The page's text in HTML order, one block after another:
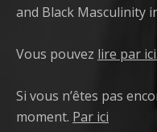
and Black Masculinity
Vous pouvez lire par ici.
Si vous n’êtes pas
moment. Par ici